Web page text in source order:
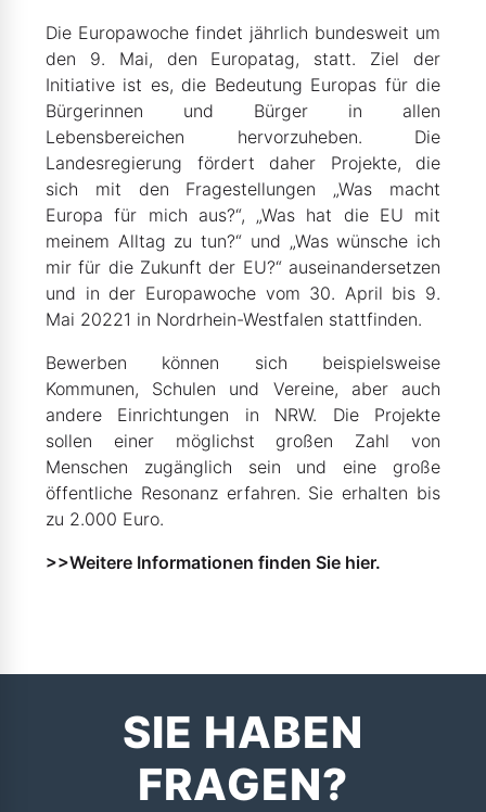
Die Europawoche findet jährlich bundesweit um
den 9. Mai, den Europatag, statt. Ziel der
Initiative ist es, die Bedeutung Europas für die
Bürgerinnen und Bürger in allen
Lebensbereichen hervorzuheben. Die
Landesregierung fördert daher Projekte, die
sich mit den Fragestellungen „Was macht
Europa für mich aus?“, „Was hat die EU mit
meinem Alltag zu tun?“ und „Was wünsche ich
mir für die Zukunft der EU?“ auseinandersetzen
und in der Europawoche vom 30. April bis 9.
Mai 20221 in Nordrhein-Westfalen stattfinden.
Bewerben können sich beispielsweise
Kommunen, Schulen und Vereine, aber auch
andere Einrichtungen in NRW. Die Projekte
sollen einer möglichst großen Zahl von
Menschen zugänglich sein und eine große
öffentliche Resonanz erfahren. Sie erhalten bis
zu 2.000 Euro.
>>Weitere Informationen finden Sie hier.
SIE HABEN
FRAGEN?